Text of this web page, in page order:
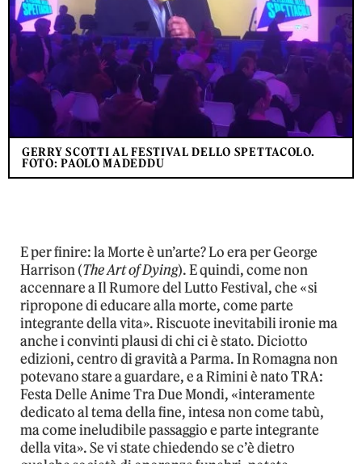
GERRY SCOTTI AL FESTIVAL DELLO SPETTACOLO.
FOTO: PAOLO MADEDDU
E per finire: la Morte è un’arte? Lo era per George
Harrison (The Art of Dying). E quindi, come non
accennare a Il Rumore del Lutto Festival, che «si
ripropone di educare alla morte, come parte
integrante della vita». Riscuote inevitabili ironie ma
anche i convinti plausi di chi ci è stato. Diciotto
edizioni, centro di gravità a Parma. In Romagna non
potevano stare a guardare, e a Rimini è nato TRA:
Festa Delle Anime Tra Due Mondi, «interamente
dedicato al tema della fine, intesa non come tabù,
ma come ineludibile passaggio e parte integrante
della vita». Se vi state chiedendo se c’è dietro